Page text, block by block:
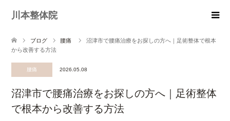
川本整体院
ブログ 腰痛
沼津市で腰痛治療をお探しの方へ｜足術整体で根本
から改善する方法
腰痛 2026.05.08
沼津市で腰痛治療をお探しの方へ｜足術整体
で根本から改善する方法